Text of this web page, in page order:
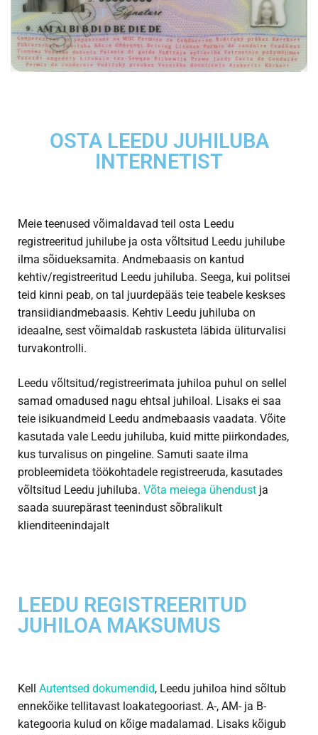
OSTA LEEDU JUHILUBA
INTERNETIST
Meie teenused võimaldavad teil osta Leedu
registreeritud juhilube ja osta võltsitud Leedu juhilube
ilma sõidueksamita. Andmebaasis on kantud
kehtiv/registreeritud Leedu juhiluba. Seega, kui politsei
teid kinni peab, on tal juurdepääs teie teabele keskses
transiidiandmebaasis. Kehtiv Leedu juhiluba on
ideaalne, sest võimaldab raskusteta läbida üliturvalisi
turvakontrolli.
Leedu võltsitud/registreerimata juhiloa puhul on sellel
samad omadused nagu ehtsal juhiloal. Lisaks ei saa
teie isikuandmeid Leedu andmebaasis vaadata. Võite
kasutada vale Leedu juhiluba, kuid mitte piirkondades,
kus turvalisus on pingeline. Samuti saate ilma
probleemideta töökohtadele registreeruda, kasutades
võltsitud Leedu juhiluba. Võta meiega ühendust ja
saada suurepärast teenindust sõbralikult
klienditeenindajalt
LEEDU REGISTREERITUD
JUHILOA MAKSUMUS
Kell Autentsed dokumendid, Leedu juhiloa hind sõltub
ennekõike tellitavast loakategooriast. A-, AM- ja B-
kategooria kulud on kõige madalamad. Lisaks kõigub